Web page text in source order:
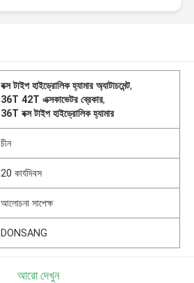
বক্স টাইপ হাইড্রোলিক হ্যামার অ্যাটাচমেন্ট,
36T 42T এক্সকাভেটর ব্রেকার,
36T বক্স টাইপ হাইড্রোলিক হ্যামার
চীন
20 কার্যদিবস
আলোচনা সাপেক্ষ
DONSANG
আরো দেখুন